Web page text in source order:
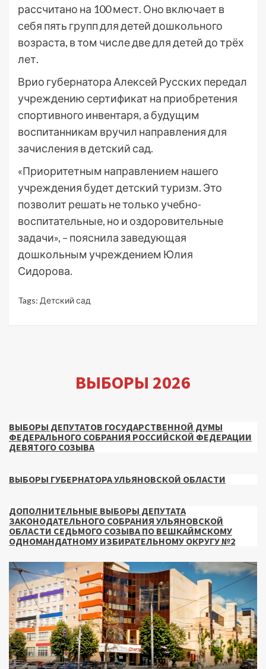
рассчитано на 100 мест. Оно включает в
себя пять групп для детей дошкольного
возраста, в том числе две для детей до трёх
лет.
Врио губернатора Алексей Русских передал
учреждению сертификат на приобретения
спортивного инвентаря, а будущим
воспитанникам вручил направления для
зачисления в детский сад.
«Приоритетным направлением нашего
учреждения будет детский туризм. Это
позволит решать не только учебно-
воспитательные, но и оздоровительные
задачи», – пояснила заведующая
дошкольным учреждением Юлия
Сидорова.
Tags: Детский сад
ВЫБОРЫ 2026
ВЫБОРЫ ДЕПУТАТОВ ГОСУДАРСТВЕННОЙ ДУМЫ
ФЕДЕРАЛЬНОГО СОБРАНИЯ РОССИЙСКОЙ ФЕДЕРАЦИИ
ДЕВЯТОГО СОЗЫВА
ВЫБОРЫ ГУБЕРНАТОРА УЛЬЯНОВСКОЙ ОБЛАСТИ
ДОПОЛНИТЕЛЬНЫЕ ВЫБОРЫ ДЕПУТАТА
ЗАКОНОДАТЕЛЬНОГО СОБРАНИЯ УЛЬЯНОВСКОЙ
ОБЛАСТИ СЕДЬМОГО СОЗЫВА ПО ВЕШКАЙМСКОМУ
ОДНОМАНДАТНОМУ ИЗБИРАТЕЛЬНОМУ ОКРУГУ №2